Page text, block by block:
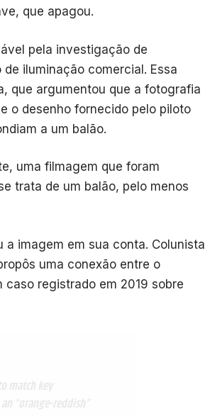
que apagou.
pela investigação de
de iluminação comercial. Essa
que argumentou que a fotografia
o desenho fornecido pelo piloto
a um balão.
uma filmagem que foram
trata de um balão, pelo menos
a imagem em sua conta. Colunista
uma conexão entre o
caso registrado em 2019 sobre